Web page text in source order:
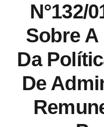
N°132/
Sobre
Da
De